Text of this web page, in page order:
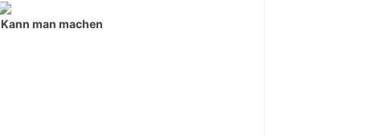
Kann man machen